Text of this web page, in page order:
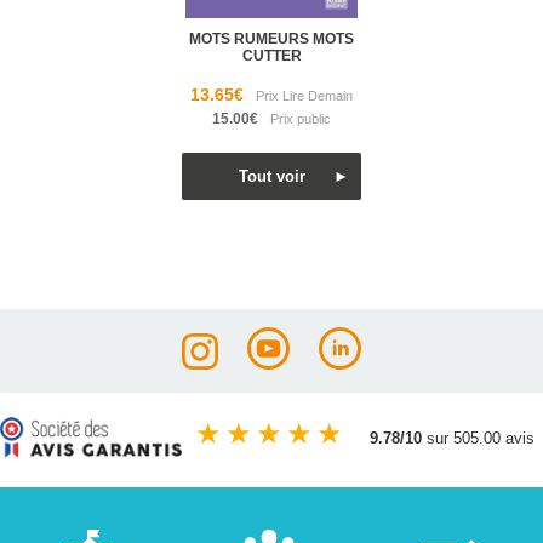
MOTS RUMEURS MOTS
CUTTER
13.65€
15.00€
★ ★ ★ ★ ★ 9.78/10 sur 505.00 avis